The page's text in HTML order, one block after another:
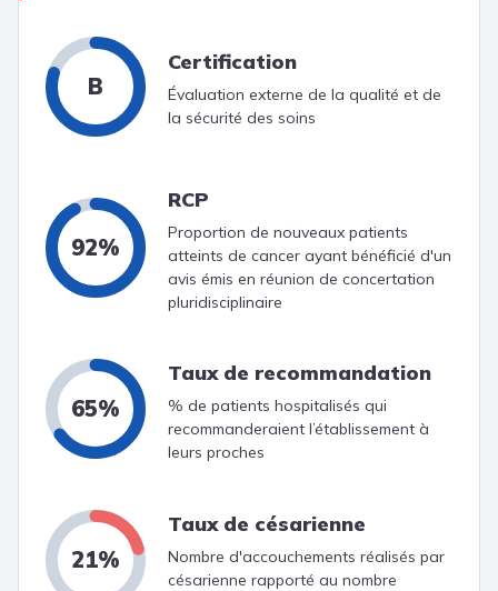
B
Certification
Évaluation externe de la qualité et de
la sécurité des soins
92%
RCP
Proportion de nouveaux patients
atteints de cancer ayant bénéficié d'un
avis émis en réunion de concertation
pluridisciplinaire
65%
Taux de recommandation
% de patients hospitalisés qui
recommanderaient l’établissement à
leurs proches
21%
Taux de césarienne
Nombre d'accouchements réalisés par
césarienne rapporté au nombre